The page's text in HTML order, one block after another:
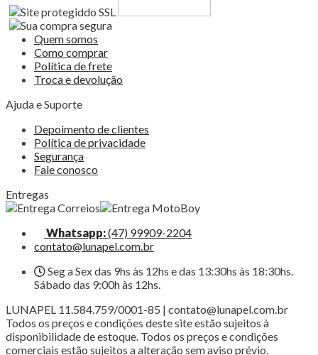
Quem somos
Como comprar
Política de frete
Troca e devolução
Ajuda e Suporte
Depoimento de clientes
Política de privacidade
Segurança
Fale conosco
Entregas
Whatsapp:(47) 99909-2204
contato@lunapel.com.br
Seg a Sex das 9hs às 12hs e das 13:30hs às 18:30hs.
Sábado das 9:00h às 12hs.
LUNAPEL 11.584.759/0001-85 | contato@lunapel.com.br
Todos os preços e condições deste site estão sujeitos à
disponibilidade de estoque. Todos os preços e condições
comerciais estão sujeitos a alteração sem aviso prévio.